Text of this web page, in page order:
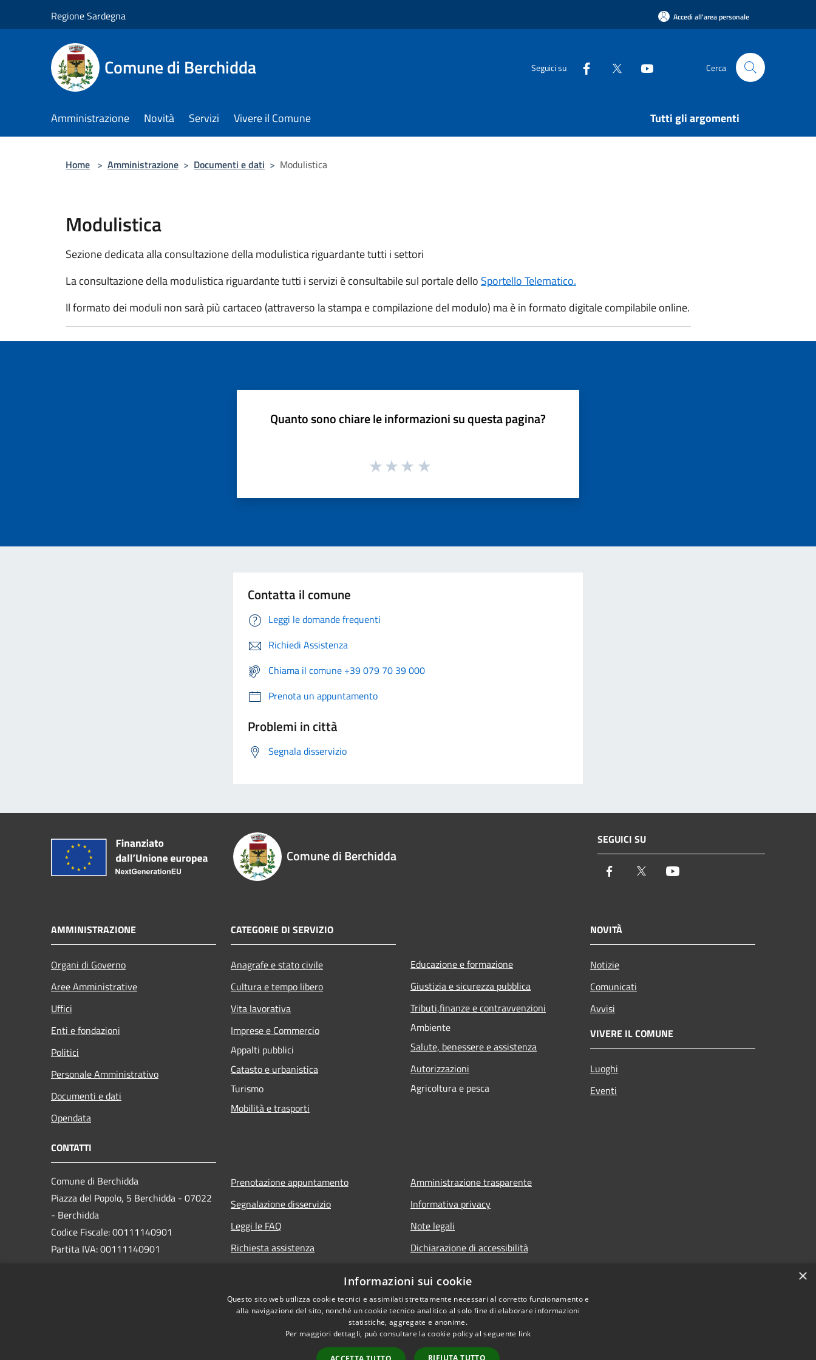
Regione Sardegna Accedi all'area personale
Comune di Berchidda Seguici su Cerca
Amministrazione Novità Servizi Vivere il Comune Tutti gli argomenti
Home > Amministrazione > Documenti e dati > Modulistica
Modulistica
Sezione dedicata alla consultazione della modulistica riguardante tutti i settori
La consultazione della modulistica riguardante tutti i servizi è consultabile sul portale dello Sportello Telematico.
Il formato dei moduli non sarà più cartaceo (attraverso la stampa e compilazione del modulo) ma è in formato digitale compilabile online.
Quanto sono chiare le informazioni su questa pagina?
Contatta il comune
Leggi le domande frequenti
Richiedi Assistenza
Chiama il comune +39 079 70 39 000
Prenota un appuntamento
Problemi in città
Segnala disservizio
Comune di Berchidda
SEGUICI SU
Facebook Twitter
AMMINISTRAZIONE
Organi di Governo
Aree Amministrative
Uffici
Enti e fondazioni
Politici
Personale Amministrativo
Documenti e dati
Opendata
CATEGORIE DI SERVIZIO
Anagrafe e stato civile
Cultura e tempo libero
Vita lavorativa
Imprese e Commercio
Appalti pubblici
Catasto e urbanistica
Turismo
Mobilità e trasporti
Educazione e formazione
Giustizia e sicurezza pubblica
Tributi,finanze e contravvenzioni
Ambiente
Salute, benessere e assistenza
Autorizzazioni
Agricoltura e pesca
NOVITÀ
Notizie
Comunicati
Avvisi
VIVERE IL COMUNE
Luoghi
Eventi
CONTATTI
Comune di Berchidda
Piazza del Popolo, 5 Berchidda - 07022
- Berchidda
Codice Fiscale: 00111140901
Partita IVA: 00111140901
Prenotazione appuntamento
Segnalazione disservizio
Leggi le FAQ
Richiesta assistenza
Amministrazione trasparente
Informativa privacy
Note legali
Dichiarazione di accessibilità
×
Informazioni sui cookie
Questo sito web utilizza cookie tecnici e assimilati strettamente necessari al corretto funzionamento e
alla navigazione del sito, nonché un cookie tecnico analitico al solo fine di elaborare informazioni
statistiche, aggregate e anonime.
Per maggiori dettagli, può consultare la cookie policy al seguente link
RIFIUTA TUTTO